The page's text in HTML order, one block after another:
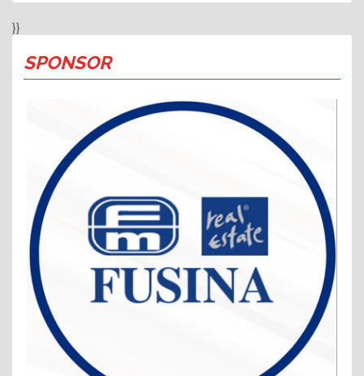
}}
SPONSOR